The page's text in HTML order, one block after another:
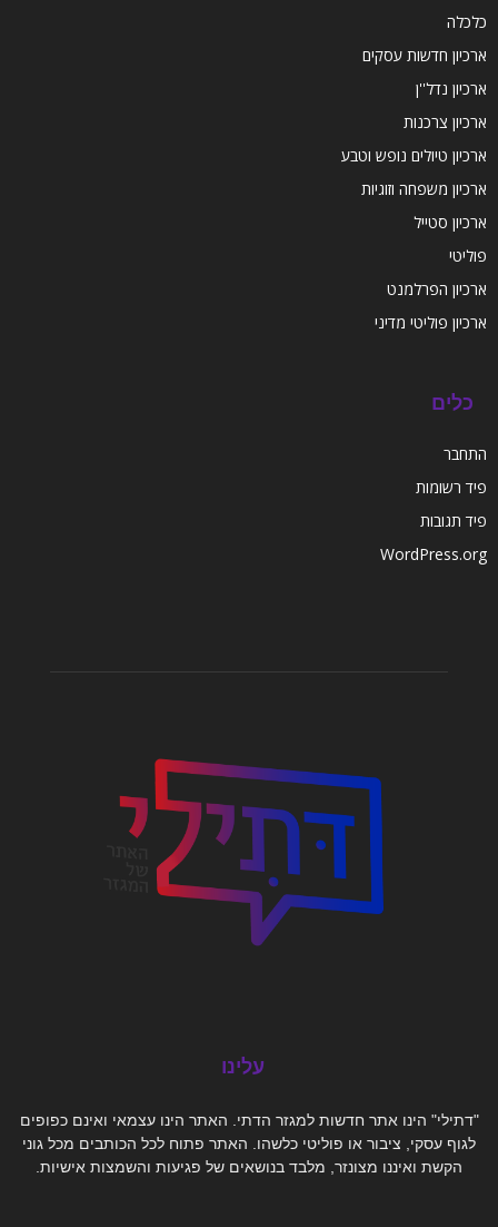
כלכלה
ארכיון חדשות עסקים
ארכיון נדל''ן
ארכיון צרכנות
ארכיון טיולים נופש וטבע
ארכיון משפחה וזוגיות
ארכיון סטייל
פוליטי
ארכיון הפרלמנט
ארכיון פוליטי מדיני
כלים
התחבר
פיד רשומות
פיד תגובות
WordPress.org
עלינו
"דתילי" הינו אתר חדשות למגזר הדתי. האתר הינו עצמאי ואינם כפופים
לגוף עסקי, ציבור או פוליטי כלשהו. האתר פתוח לכל הכותבים מכל גוני
הקשת ואיננו מצונזר, מלבד בנושאים של פגיעות והשמצות אישיות.